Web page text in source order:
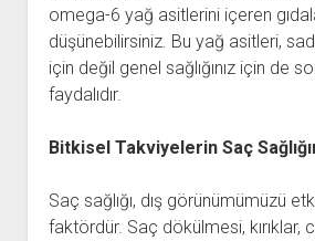
omega-6 yağ asitlerini içeren
düşünebilirsiniz. Bu yağ asitleri,
için değil genel sağlığınız için de
faydalıdır.
Bitkisel Takviyelerin Saç
Saç sağlığı, dış görünümümüzü
faktördür. Saç dökülmesi, kırıklar,